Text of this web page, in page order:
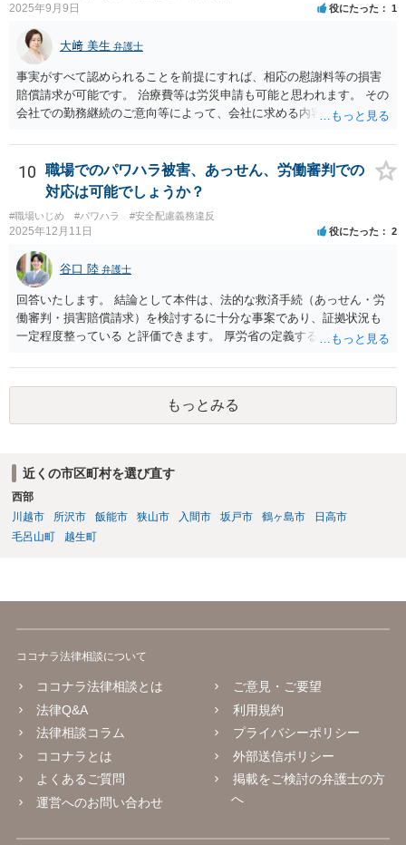
2025年9月9日 役にたった 1
大﨑 美生 弁護士
事実がすべて認められることを前提にすれば、相応の慰謝料等の損害
賠償請求が可能です。 治療費等は労災申請も可能と思われます。 その
会社での勤務継続のご意向等によって、会社に求める内容や、加害者
弁護士にご相談いただくのがよろしいと思います。弁護士によって方
針も変わります。 内容が踏み込んだものとなり、関係者も閲覧する可
能性がありますので、詳しくは、直接お近くの弁護士にご相談される
ことをお勧めいたします。
10
職場でのパワハラ被害、あっせん、労働審判での
対応は可能でしょうか？
#職場いじめ #パワハラ #安全配慮義務違反
2025年12月11日 役にたった 2
谷口 陸 弁護士
回答いたします。 結論として本件は、法的な救済手続（あっせん・労
働審判・損害賠償請求）を検討するに十分な事案であり、証拠状況も
一定程度整っている と評価できます。 厚労省の定義するパワーハラス
者に精神的・身体的苦痛を与える行為とされています。 あなたのケー
スでは、次のように各要件を満たす可能性が高いです。 上記①は問題
ないとして、②③について、あなたの記載内容には、典型的なハラス
メントが多数含まれています。 意図的な無視・孤立化、業務情報の共
悪口・人格否定発言、早退理由の改ざん（評価操作）いずれも 業務上
必要性が認められず、違法性は強い と評価できます。 職場全体から孤
立し、誹謗中傷が常態化している状況は、明確に精神的苦痛を伴うも
のであり、労働局あっせん・労働審判の典型的認容パターンに該当し
アルバイト間だから介入しづらい、という理由で放置 ・コンプライア
報告がなされた後も具体的対応なし ・職場全体に悪影響が及ぶほどの
風評被害・孤立が継続 → 会社の調査義務・防止措置義務を怠ったと判
請求の重要な根拠となります。 あとは、弁護士とともに証拠を整理
し、労働局の「個別労働紛争あっせん」申請や労働審判を検討される
とよいかと思います。
もっとみる
近くの市区町村を選び直す
西部
川越市
所沢市 飯能市 狭山市 入間市 坂戸市 鶴ヶ島市
日高市
毛呂山町
越生町
ココナラ法律相談について
ココナラ法律相談とは
法律Q&A
法律相談コラム
ココナラとは
よくあるご質問
運営へのお問い合わせ
ご意見・ご要望
利用規約
プライバシーポリシー
外部送信ポリシー
掲載をご検討の弁護士の方
へ